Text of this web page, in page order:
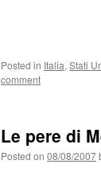
Posted in Italia, Stati
comment
Le pere di
Posted on 08/08/2007